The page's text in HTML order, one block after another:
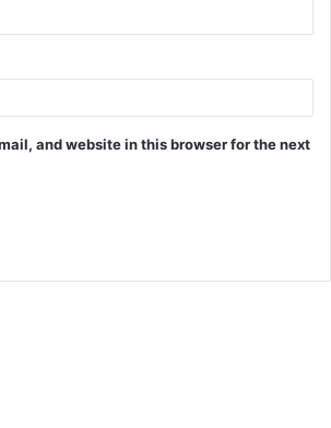
and website in this browser for the next